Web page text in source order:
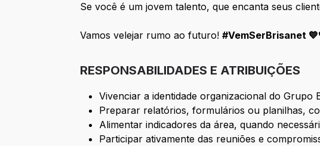
Se você é um jovem talento, que encanta seus
Vamos velejar rumo ao futuro!#VemSerBrisanet
RESPONSABILIDADES E ATRIBUIÇÕES
Vivenciar a identidade organizacional do Grupo
Preparar relatórios, formulários ou planilhas,
Alimentar indicadores da área, quando
Participar ativamente das reuniões e